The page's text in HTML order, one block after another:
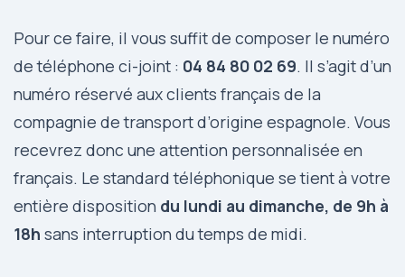
Pour ce faire, il vous suffit de composer le numéro
de téléphone ci-joint : 04 84 80 02 69. Il s’agit d’un
numéro réservé aux clients français de la
compagnie de transport d’origine espagnole. Vous
recevrez donc une attention personnalisée en
français. Le standard téléphonique se tient à votre
entière disposition du lundi au dimanche, de 9h à
18h sans interruption du temps de midi.